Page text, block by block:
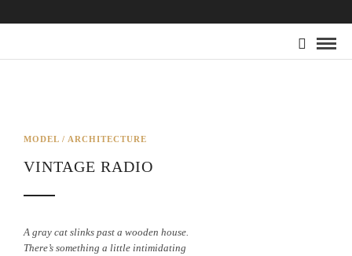
MODEL / ARCHITECTURE
VINTAGE RADIO
A gray cat slinks past a wooden house.
There’s something a little intimidating